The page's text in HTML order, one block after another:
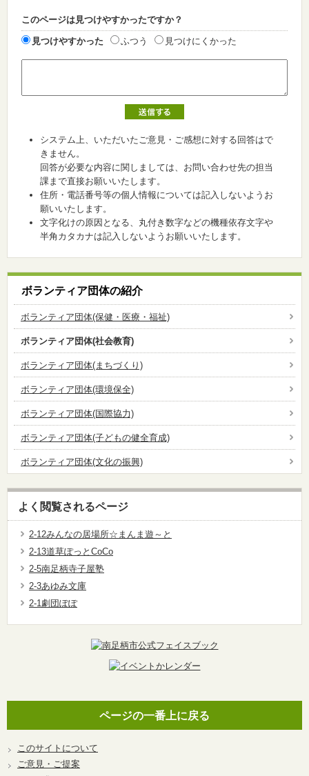
このページは見つけやすかったですか？
見つけやすかった ふつう 見つけにくかった
システム上、いただいたご意見・ご感想に対する回答はで
きません。
回答が必要な内容に関しましては、お問い合わせ先の担当
課まで直接お願いいたします。
住所・電話番号等の個人情報については記入しないようお
願いいたします。
文字化けの原因となる、丸付き数字などの機種依存文字や
半角カタカナは記入しないようお願いいたします。
ボランティア団体の紹介
ボランティア団体(保健・医療・福祉)
ボランティア団体(社会教育)
ボランティア団体(まちづくり)
ボランティア団体(環境保全)
ボランティア団体(国際協力)
ボランティア団体(子どもの健全育成)
ボランティア団体(文化の振興)
よく閲覧されるページ
2-12みんなの居場所☆まんま遊～と
2-13道草ぽっとCoCo
2-5南足柄寺子屋塾
2-3あゆみ文庫
2-1劇団ぽぽ
ページの一番上に戻る
このサイトについて
ご意見・ご提案